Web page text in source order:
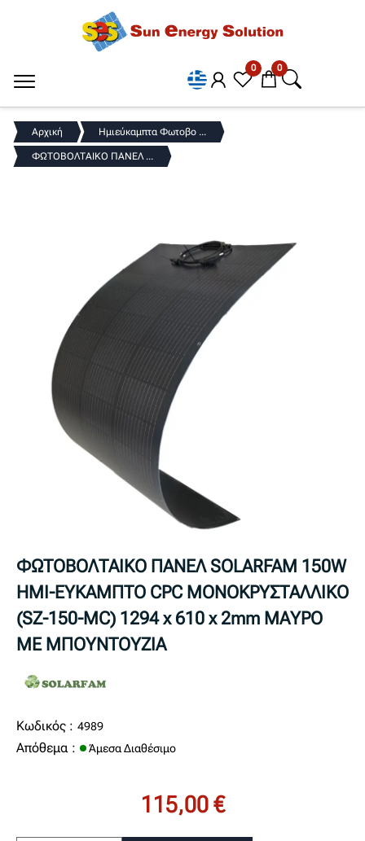
0 0
Αρχική Ημιεύκαμπτα Φωτοβο ...
ΦΩΤΟΒΟΛΤΑΙΚΟ ΠΑΝΕΛ ...
ΦΩΤΟΒΟΛΤΑΙΚΟ ΠΑΝΕΛ SOLARFAM 150W
ΗΜΙ-ΕΥΚΑΜΠΤΟ CPC ΜΟΝΟΚΡΥΣΤΑΛΛΙΚΟ
(SZ-150-MC) 1294 x 610 x 2mm ΜΑΥΡΟ
ME ΜΠΟΥΝΤΟΥΖΙΑ
Κωδικός : 4989
Απόθεμα : Άμεσα Διαθέσιμο
115,00 €